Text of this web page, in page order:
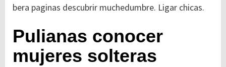
bera paginas descubrir muchedumbre. Ligar chicas.
Pulianas conocer
mujeres solteras